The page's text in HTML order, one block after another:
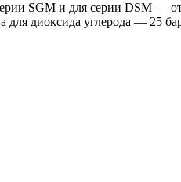
SGM и для серии DSM —
для диоксида углерода — 25